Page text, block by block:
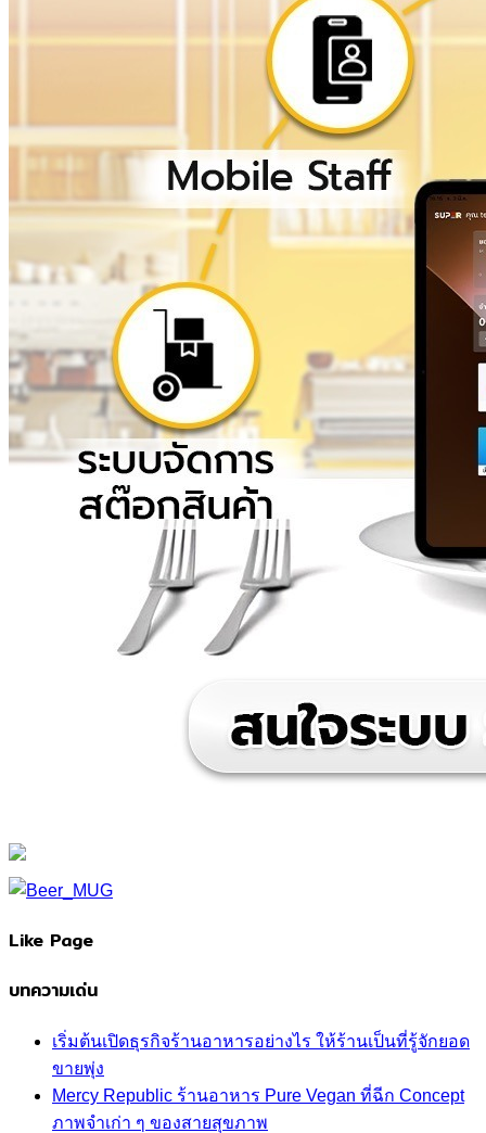
Like Page
บทความเด่น
เริ่มต้นเปิดธุรกิจร้านอาหารอย่างไร ให้ร้านเป็นที่รู้จักยอด
ขายพุ่ง
Mercy Republic ร้านอาหาร Pure Vegan ที่ฉีก Concept
ภาพจำเก่า ๆ ของสายสุขภาพ